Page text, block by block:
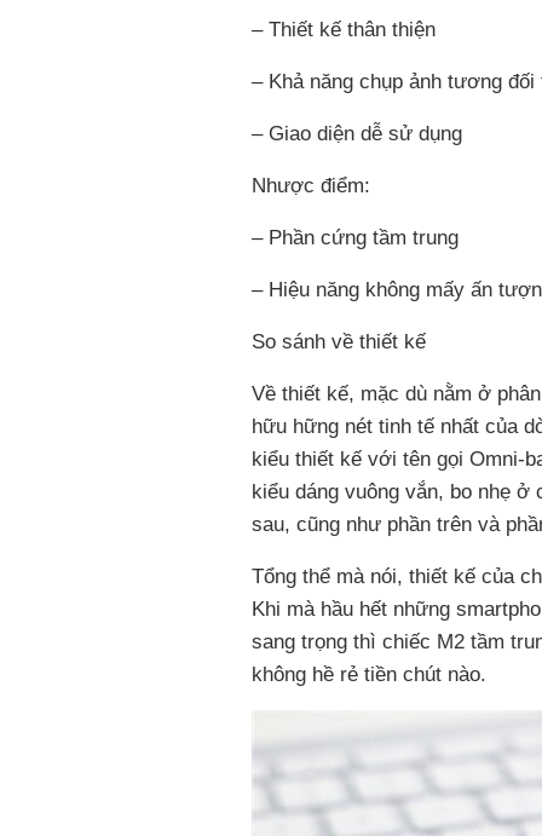
– Thiết kế thân thiện
– Khả năng chụp ảnh tương đối
– Giao diện dễ sử dụng
Nhược điểm:
– Phần cứng tầm trung
– Hiệu năng không mấy ấn
So sánh về thiết kế
Về thiết kế, mặc dù nằm ở
hữu hững nét tinh tế nhất của
kiểu thiết kế với tên gọi Omni-
kiểu dáng vuông vắn, bo nhẹ
sau, cũng như phần trên và
Tổng thể mà nói, thiết kế của
Khi mà hầu hết những
sang trọng thì chiếc M2 tầm
không hề rẻ tiền chút nào.